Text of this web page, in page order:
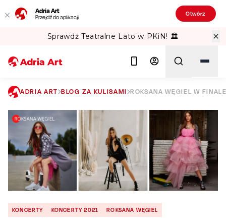
Adria Art
Przejdź do aplikacji Otwórz
Sprawdź Teatralne Lato w PKiN! 🏛️
Szukaj
ADRIA ART BLOG ZA KULISAMI ROKSANA WĘGIEL W
KONCERTY KONCERTY 2021 ROKSANA WĘGIEL